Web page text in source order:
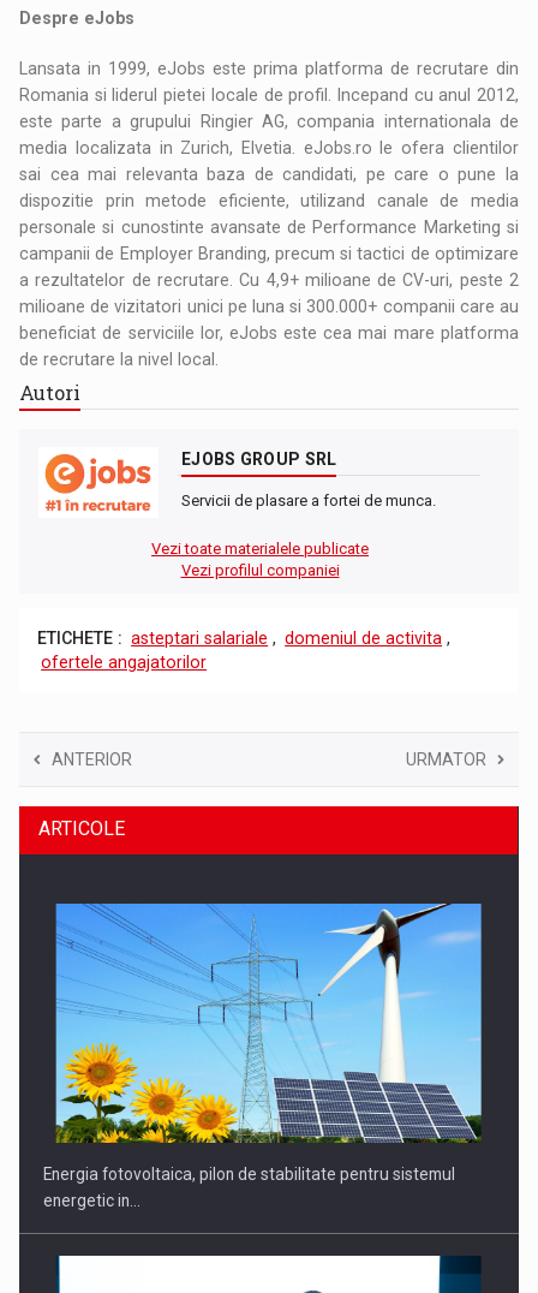
Despre eJobs
Lansata in 1999, eJobs este prima platforma de recrutare din
Romania si liderul pietei locale de profil. Incepand cu anul 2012,
este parte a grupului Ringier AG, compania internationala de
media localizata in Zurich, Elvetia. eJobs.ro le ofera clientilor
sai cea mai relevanta baza de candidati, pe care o pune la
dispozitie prin metode eficiente, utilizand canale de media
personale si cunostinte avansate de Performance Marketing si
campanii de Employer Branding, precum si tactici de optimizare
a rezultatelor de recrutare. Cu 4,9+ milioane de CV-uri, peste 2
milioane de vizitatori unici pe luna si 300.000+ companii care au
beneficiat de serviciile lor, eJobs este cea mai mare platforma
de recrutare la nivel local.
Autori
EJOBS GROUP SRL
Servicii de plasare a fortei de munca.
Vezi toate materialele publicate
Vezi profilul companiei
ETICHETE : asteptari salariale , domeniul de activita ,
ofertele angajatorilor
ANTERIOR URMATOR
ARTICOLE
Energia fotovoltaica, pilon de stabilitate pentru sistemul
energetic in…